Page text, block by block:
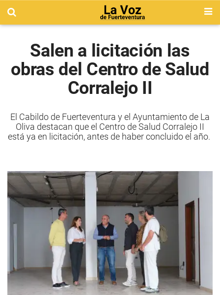
Salen a licitación las
obras del Centro de Salud
Corralejo II
El Cabildo de Fuerteventura y el Ayuntamiento de La
Oliva destacan que el Centro de Salud Corralejo II
está ya en licitación, antes de haber concluido el año.